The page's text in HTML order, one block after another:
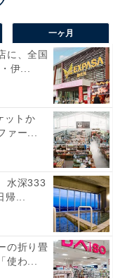
一ヶ月
に、全国
伊...
ットか
ァー...
水深333
...
の折り畳
使わ...